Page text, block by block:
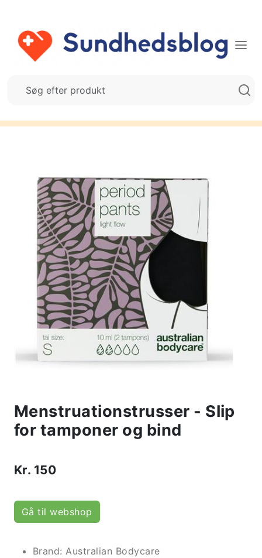
Menstruationstrusser - Slip
for tamponer og bind
Kr. 150
Gå til webshop
Brand: Australian Bodycare